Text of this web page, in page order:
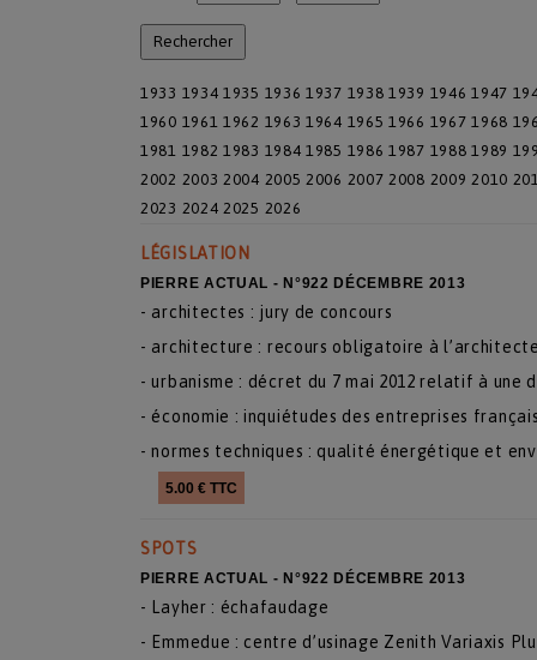
1933 1934 1935 1936 1937 1938 1939 1946 1947
1960 1961 1962 1963 1964 1965 1966 1967 1968
1981 1982 1983 1984 1985 1986 1987 1988 1989
2002 2003 2004 2005 2006 2007 2008 2009 2010
2023 2024 2025 2026
LÉGISLATION
PIERRE ACTUAL - N°922 DÉCEMBRE 2013
- architectes : jury de concours
- architecture : recours obligatoire à
- urbanisme : décret du 7 mai 2012 relatif à une
- économie : inquiétudes des entreprises
- normes techniques : qualité énergétique et
5.00 € TTC
SPOTS
PIERRE ACTUAL - N°922 DÉCEMBRE 2013
- Layher : échafaudage
- Emmedue : centre d’usinage Zenith Variaxis